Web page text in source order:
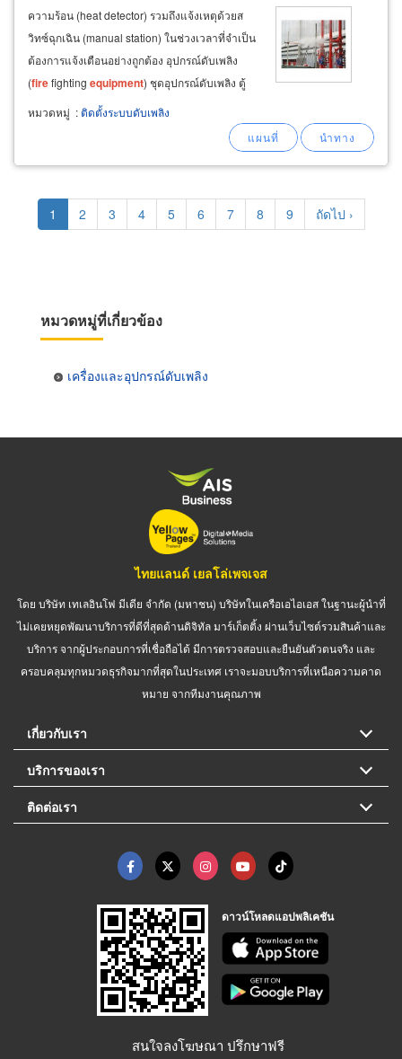
ความร้อน (heat detector) รวมถึงแจ้งเหตุด้วยส
วิทซ์ฉุกเฉิน (manual station) ในช่วงเวลาที่จำเป็น
ต้องการแจ้งเตือนอย่างถูกต้อง อุปกรณ์ดับเพลิง
(firefighting equipment) ชุดอุปกรณ์ดับเพลิง ตู้
ดับเพลิง สายดับเพลิง ถังดับเพลิงต่างๆ สำหรับการ
ใช้งานในยามฉุกเฉิน ที่จะติดตั้งอยู่ตามจุดสำคัญ
หมวดหมู่ :ติดตั้งระบบดับเพลิง
Pagination
Current
page
1 Page
2 Page
3 Page
4 Page
5 Page
6 Page
7 Page
8 Page
9
Next
page
ถัดไป ›
หมวดหมู่ที่เกี่ยวข้อง
เครื่องและอุปกรณ์ดับเพลิง
ไทยแลนด์ เยลโล่เพจเจส
โดย บริษัท เทเลอินโฟ มีเดีย จำกัด (มหาชน) บริษัทในเครือเอไอเอส ในฐานะผู้นำที่
ไม่เคยหยุดพัฒนาบริการที่ดีที่สุดด้านดิจิทัล มาร์เก็ตติ้ง ผ่านเว็บไซต์รวมสินค้าและ
บริการ จากผู้ประกอบการที่เชื่อถือได้ มีการตรวจสอบและยืนยันตัวตนจริง และ
ครอบคลุมทุกหมวดธุรกิจมากที่สุดในประเทศ เราจะมอบบริการที่เหนือความคาด
หมาย จากทีมงานคุณภาพ
เกี่ยวกับเรา
บริการของเรา
ติดต่อเรา
ดาวน์โหลดแอปพลิเคชัน
สนใจลงโฆษณา ปรึกษาฟรี